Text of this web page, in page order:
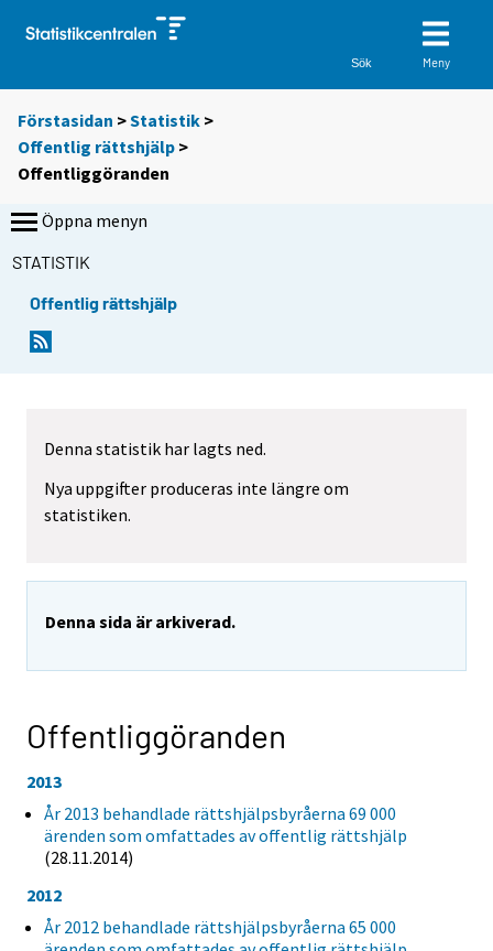
Sök Meny
Förstasidan >Statistik >
Offentlig rättshjälp >
Offentliggöranden
Öppna menyn
STATISTIK
Offentlig rättshjälp
Denna statistik har lagts ned.
Nya uppgifter produceras inte längre om
statistiken.
Denna sida är arkiverad.
Offentliggöranden
2013
År 2013 behandlade rättshjälpsbyråerna 69 000
ärenden som omfattades av offentlig rättshjälp
(28.11.2014)
2012
År 2012 behandlade rättshjälpsbyråerna 65 000